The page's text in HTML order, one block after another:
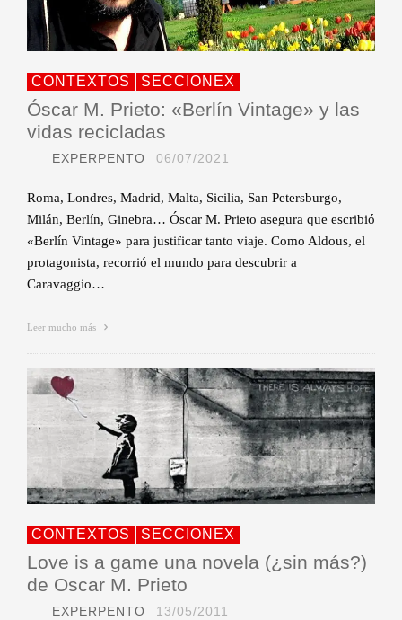
CONTEXTOS SECCIONEX
Óscar M. Prieto: «Berlín Vintage» y las
vidas recicladas
EXPERPENTO 06/07/2021
Roma, Londres, Madrid, Malta, Sicilia, San Petersburgo,
Milán, Berlín, Ginebra… Óscar M. Prieto asegura que escribió
«Berlín Vintage» para justificar tanto viaje. Como Aldous, el
protagonista, recorrió el mundo para descubrir a
Caravaggio…
Leer mucho más
CONTEXTOS SECCIONEX
Love is a game una novela (¿sin más?)
de Oscar M. Prieto
EXPERPENTO 13/05/2011